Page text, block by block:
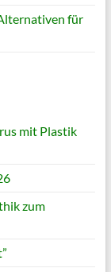
für
mit Plastik
zum